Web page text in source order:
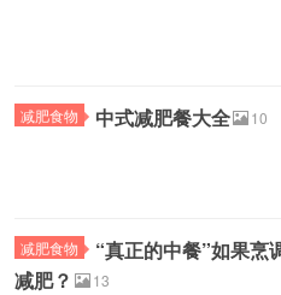
减肥食物 中式减肥餐大全 10
减肥食物
“真正的中餐”如果烹
减肥？
13